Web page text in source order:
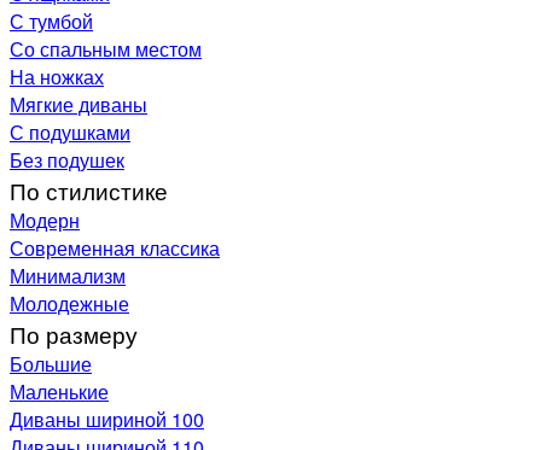
С тумбой
Со спальным местом
На ножках
Мягкие диваны
С подушками
Без подушек
По стилистике
Модерн
Современная классика
Минимализм
Молодежные
По размеру
Большие
Маленькие
Диваны шириной 100